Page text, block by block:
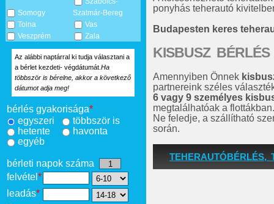
Somogy
Szatmár-Bereg
Tolna
Vas
Veszprém
Zala
Az alábbi naptárral ki tudja választani a
a bérlet kezdeti- végdátumát. Ha
többször is bérelne, akkor a következő
dátumot adja meg!
bérlés gyakorisága*
egyszeri
többször is
hetente
havonta
egyéb
bérleti napok száma
felvétel *
leadás*
ponyhás teherautó
Budapesten keres
KISBUSZ BÉRLÉS
Amennyiben Önnek
partnereink széles
6 vagy 9 személyes
megtalálhatóak a flottákban.
Ne feledje, a szállítható
során.
TEHERAUTÓBÉRLÉS,